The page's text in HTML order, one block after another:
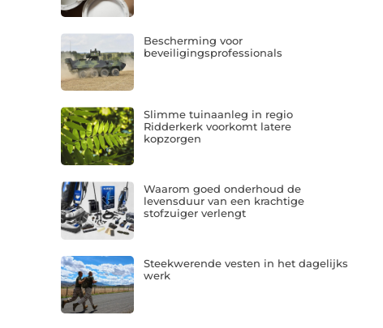
Bescherming voor
beveiligingsprofessionals
Slimme tuinaanleg in regio
Ridderkerk voorkomt latere
kopzorgen
Waarom goed onderhoud de
levensduur van een krachtige
stofzuiger verlengt
Steekwerende vesten in het dagelijks
werk